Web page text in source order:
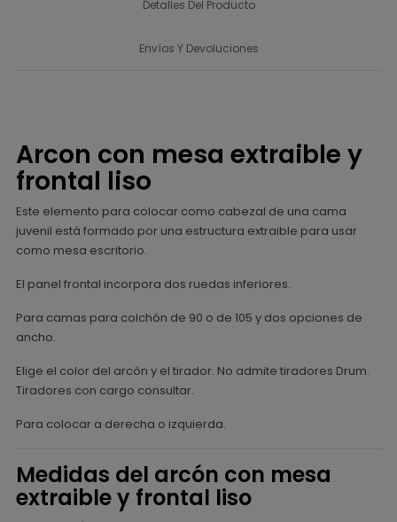
Detalles Del Producto
Envíos Y Devoluciones
Arcon con mesa extraible y
frontal liso
Este elemento para colocar como cabezal de una cama
juvenil está formado por una estructura extraible para usar
como mesa escritorio.
El panel frontal incorpora dos ruedas inferiores.
Para camas para colchón de 90 o de 105 y dos opciones de
ancho.
Elige el color del arcón y el tirador. No admite tiradores Drum.
Tiradores con cargo consultar.
Para colocar a derecha o izquierda.
Medidas del arcón con mesa
extraible y frontal liso